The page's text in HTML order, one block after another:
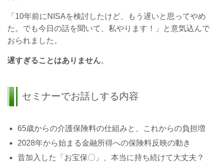
「10年前にNISAを検討したけど、もう遅いと思ってやめ
た。でも今日の話を聞いて、私やります！」と意気込んで
おられました。
遅すぎることはありません。
セミナーでお話しする内容
65歳からの介護保険料の仕組みと、これからの負担増
2028年から始まる金融所得への保険料反映の動き
昔加入した「お宝保〇」、本当に持ち続けて大丈夫？